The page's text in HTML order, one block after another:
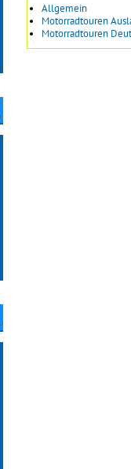
Allgemein
Motorradtouren
Motorradtouren